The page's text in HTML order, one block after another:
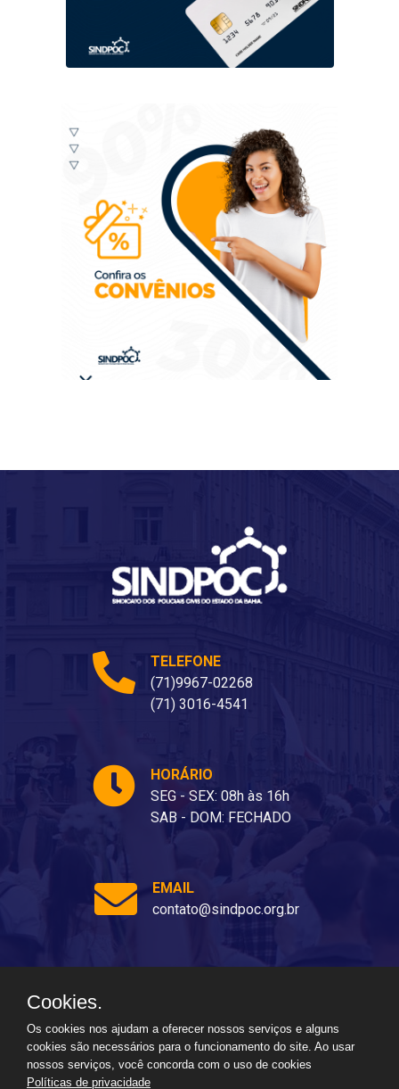
TELEFONE
(71)9967-02268
(71) 3016-4541
HORÁRIO
SEG - SEX: 08h às 16h
SAB - DOM: FECHADO
EMAIL
contato@sindpoc.org.br
Ladeira dos Barris, 80 - Barris, Salvador - BA, 40070-310
Cookies.
Os cookies nos ajudam a oferecer nossos serviços e alguns
cookies são necessários para o funcionamento do site. Ao usar
nossos serviços, você concorda com o uso de cookies
Políticas de privacidade